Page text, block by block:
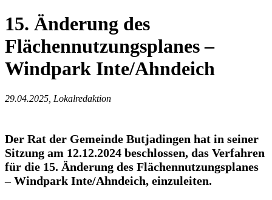
15. Änderung des
Flächennutzungsplanes –
Windpark Inte/Ahndeich
29.04.2025, Lokalredaktion
Der Rat der Gemeinde Butjadingen hat in seiner
Sitzung am 12.12.2024 beschlossen, das Verfahren
für die 15. Änderung des Flächennutzungsplanes
– Windpark Inte/Ahndeich, einzuleiten.